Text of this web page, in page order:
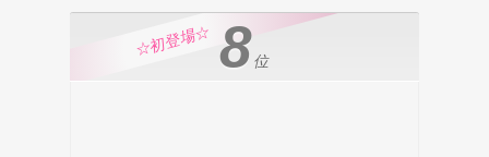
8位
☆初登場☆